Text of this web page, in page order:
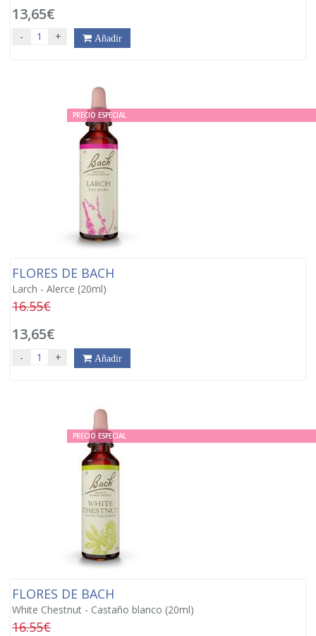
13,65€
- + Añadir
PRECIO ESPECIAL
FLORES DE BACH
Larch - Alerce (20ml)
16.55€
13,65€
- + Añadir
PRECIO ESPECIAL
FLORES DE BACH
White Chestnut - Castaño blanco (20ml)
16.55€